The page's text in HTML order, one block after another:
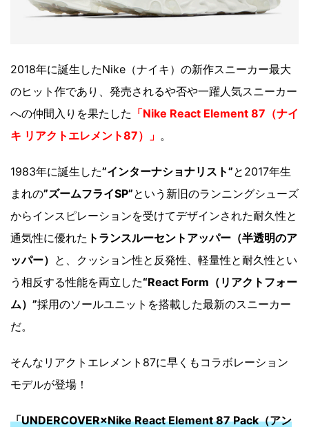
2018年に誕生したNike（ナイキ）の新作スニーカー最大
のヒット作であり、発売されるや否や一躍人気スニーカー
への仲間入りを果たした 「Nike React Element 87（ナイ
キ リアクトエレメント87）」 。
1983年に誕生した”インターナショナリスト”と2017年生
まれの”ズームフライSP”という新旧のランニングシューズ
からインスピレーションを受けてデザインされた耐久性と
通気性に優れた トランスルーセントアッパー（半透明のア
ッパー） と、クッション性と反発性、軽量性と耐久性とい
う相反する性能を両立した“React Form（リアクトフォー
ム）”採用のソールユニットを搭載した最新のスニーカー
だ。
そんなリアクトエレメント87に早くもコラボレーション
モデルが登場！
「UNDERCOVER×Nike React Element 87 Pack（アン